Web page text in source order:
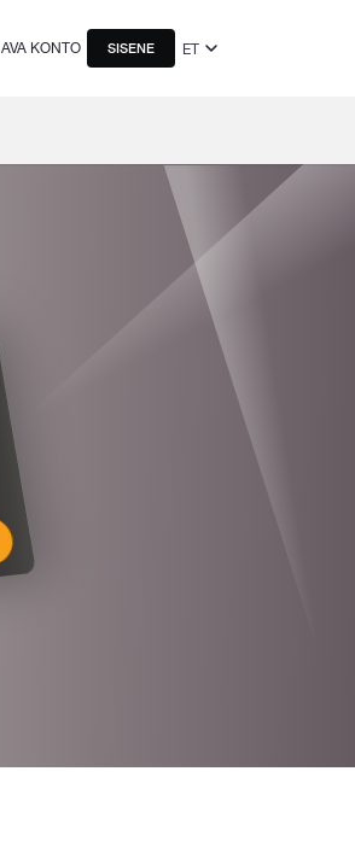
AVA KONTO SISENE ET